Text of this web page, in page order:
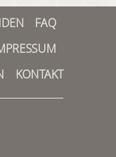
FAQ
KONTAKT